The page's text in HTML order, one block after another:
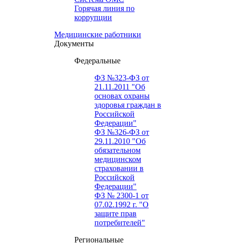
Горячая линия по
коррупции
Медицинские работники
Документы
Федеральные
ФЗ №323-ФЗ от
21.11.2011 "Об
основах охраны
здоровья граждан в
Российской
Федерации"
ФЗ №326-ФЗ от
29.11.2010 "Об
обязательном
медицинском
страховании в
Российской
Федерации"
ФЗ № 2300-1 от
07.02.1992 г. "О
защите прав
потребителей"
Региональные